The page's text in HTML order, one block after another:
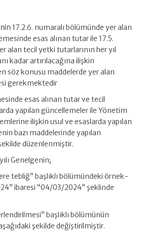
17.2.6. numaralı bölümünde yer alan
esas alınan tutar ile 17.5.
alan tecil yetki tutarlarının her yıl
kadar artırılacağına ilişkin
söz konusu maddelerde yer alan
gerekmektedir
esas alınan tutar ve tecil
yapılan güncellemeler ile Yönetim
ilişkin usul ve esaslarda yapılan
bazı maddelerinde yapılan
düzenlenmiştir.
Genelgenin;
tebliğ” başlıklı bölümündeki örnek-
ibaresi “04/03/2024” şeklinde
başlıklı bölümünün
şekilde değiştirilmiştir.